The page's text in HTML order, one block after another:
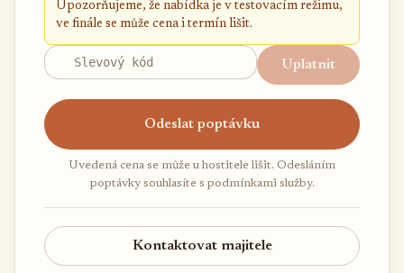
Upozorňujeme, že nabídka je v testovacím režimu,
ve finále se může cena i termín lišit.
Uplatnit
Odeslat poptávku
Uvedená cena se může u hostitele lišit. Odesláním
poptávky souhlasíte s podmínkami služby.
Kontaktovat majitele